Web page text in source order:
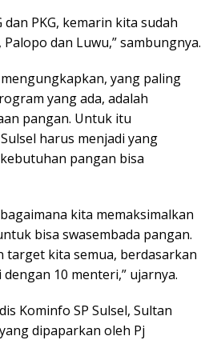
PKG, kemarin kita sudah
dan Luwu,” sambungnya.
yang paling
yang ada, adalah
pangan. Untuk itu
harus menjadi yang
pangan bisa
kita memaksimalkan
bisa swasembada pangan.
target kita semua, berdasarkan
10 menteri,” ujarnya.
Kominfo SP Sulsel, Sultan
dipaparkan oleh Pj